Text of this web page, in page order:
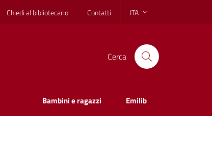
Chiedi al bibliotecario Contatti ITA
Cerca
Bambini e ragazzi Emilib